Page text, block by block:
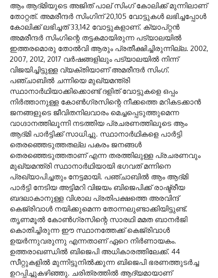
ആം ആദ്മിയുടെ അജിത് പാല് സിംഗ് കോലിക്ക് മുന്നിലാണ്
തോറ്റത്. അമരീന്ദര്‍ സിംഗിന് 20,105 വോട്ടുകള്‍ ലഭിച്ചപ്പോള്‍
കോലിക്ക് ലഭിച്ചത് 33,142 വോട്ടുകളാണ്. ക്യാപ്റ്റന്‍
അമരീന്ദര്‍ സിംഗിന്റെ തട്ടകമായിരുന്ന പട്യാലയില്‍
ഇത്തരമൊരു തോല്‍വി ആരും പ്രതീക്ഷിച്ചിരുന്നില്ല. 2002,
2007, 2012, 2017 വര്‍ഷങ്ങളിലും പട്യാലയില്‍ നിന്ന്
വിജയിച്ചിട്ടുള്ള വ്യക്തിയാണ് അമരീന്ദര്‍ സിംഗ്.
പഞ്ചാബില്‍ ചന്നിയെ മുഖ്യമന്ത്രി
സ്ഥാനാര്‍ഥിയാക്കിക്കൊണ്ട് ദളിത് വോട്ടുകളെ ഒപ്പം
നിര്‍ത്താനുള്ള കോണ്‍ഗ്രസിന്റെ നീക്കത്തെ മറികടക്കാന്‍
ജനങ്ങളുടെ ജീവിതനിലവാരം മെച്ചപ്പെടുത്തുമെന്ന
വാഗ്ദാനത്തിലൂന്നി നടത്തിയ പ്രചരണത്തിലൂടെ ആം
ആദ്മി പാര്‍ട്ടിക്ക് സാധിച്ചു. സ്ഥാനാര്‍ഥികളെ പാര്‍ട്ടി
തെരഞ്ഞെടുത്തതല്ല പകരം ജനങ്ങള്‍
തെരഞ്ഞെടുത്തതാണ് എന്ന തരത്തിലുള്ള പ്രചരണവും
മുഖ്യമന്ത്രി സ്ഥാനാര്‍ഥിയായി ഭഗവത് മന്നിനെ
പ്രഖ്യാപിച്ചതും നേട്ടമായി. പഞ്ചാബില്‍ ആം ആദ്മി
പാര്‍ട്ടി നേടിയ അട്ടിമറി വിജയം ബിജെപിക്ക് രാഷ്ട്രീയ
ബദലാകാനുള്ള വിശാല പ്രതിപക്ഷത്തെ അരവിന്ദ്
കെജ്രിവാള്‍ നയിക്കുമെന്ന തോന്നലുണ്ടാക്കിയിട്ടുണ്ട്.
തൃണമൂല്‍ കോണ്‍ഗ്രസിന്റെ സാരഥി മമത ബാനര്‍ജി
കൊതിച്ചിരുന്ന ഈ സ്ഥാനത്തേക്ക് കെജ്രിവാള്‍
ഉയര്‍ന്നുവരുന്നു എന്നതാണ് ഏറെ നിര്‍ണായകം.
ഉത്തരാഖണ്ഡില്‍ ബിജെപി അധികാരത്തിലേക്ക്. 44
സീറ്റുകളില്‍ മുന്നിട്ടുനില്‍ക്കുന്ന ബിജെപി ഭരണത്തുടര്‍ച്ച
ഉറപ്പിച്ചുകഴിഞ്ഞു. ചരിത്രത്തില്‍ ആദ്യമായാണ്